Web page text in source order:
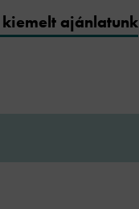
ajánlatunk